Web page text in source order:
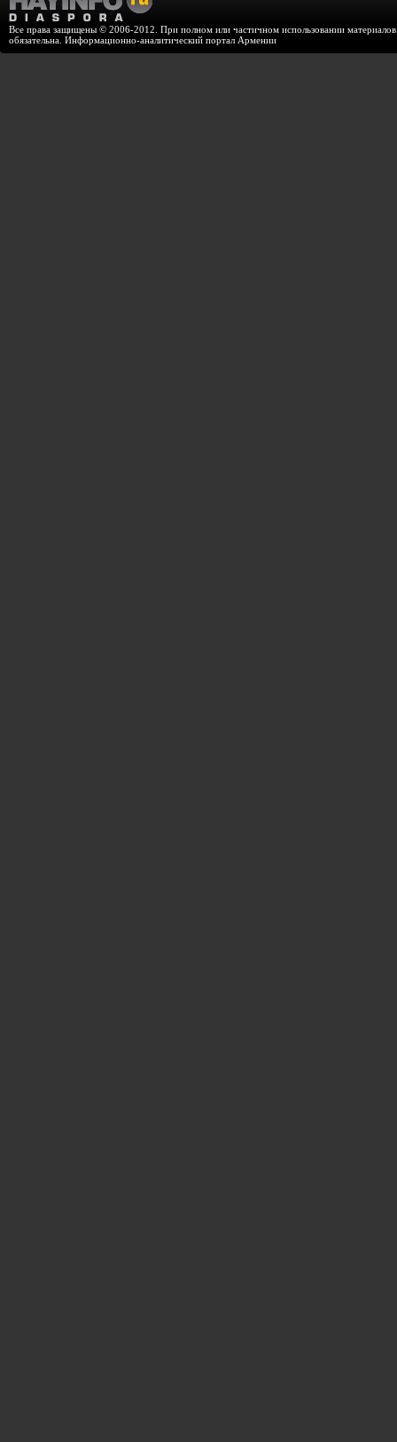
Все права защищены © 2006-2012. При полном или частичном использовании
обязательна. Информационно-аналитический портал Армении